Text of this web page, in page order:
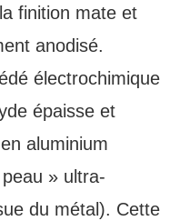
finition mate et
anodisé.
électrochimique
épaisse et
aluminium
» ultra-
du métal). Cette